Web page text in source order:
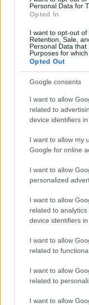
Personal Data for
Opted In
I want to opt-out of
Retention, Sale,
Personal Data
Purposes for
Opted Out
Google consents
I want to allow
related to
device identifiers in
I want to allow my
Google for online
I want to allow
personalized
I want to allow
related to
device identifiers in
I want to allow
related to
I want to allow
related to
I want to allow
άνοιξε τις πύλες του
ΕΤΙΚΕΤΕΣ INFINITI
Προηγούμενο άρθρο
Το νέο Yaris προσφέρει
ΠΕΡΙΣΣΟΤΕΡΑ ΑΠΟ
Σε